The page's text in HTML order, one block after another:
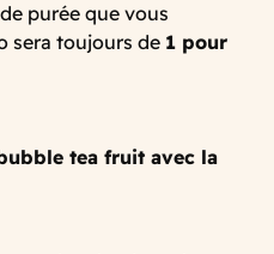
purée que vous
sera toujours de 1 pour
tea fruit avec la